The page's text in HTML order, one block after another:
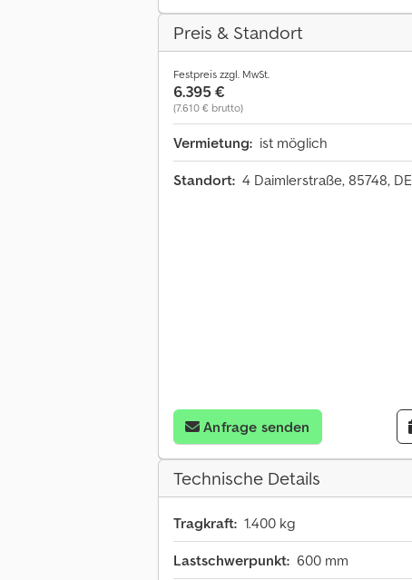
Preis & Standort
Festpreis zzgl. MwSt.
6.395 €
(7.610 € brutto)
Vermietung: ist möglich
Standort: 4 Daimlerstraße, 85748, DE
Anfrage senden
Technische Details
Tragkraft: 1.400 kg
Lastschwerpunkt: 600 mm